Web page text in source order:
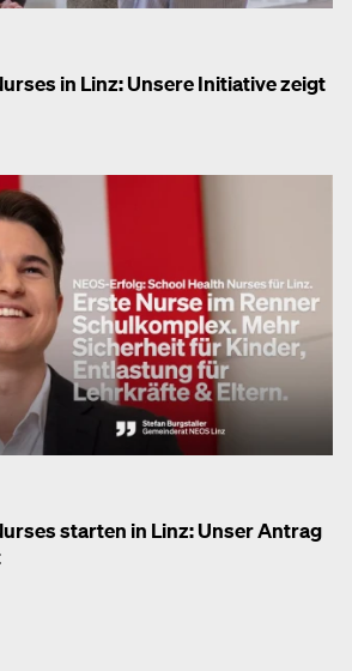
in Linz: Unsere Initiative zeigt
starten in Linz: Unser Antrag